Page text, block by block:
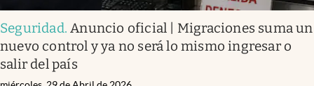
Seguridad.Anuncio oficial | Migraciones suma un
nuevo control y ya no será lo mismo ingresar o
salir del país